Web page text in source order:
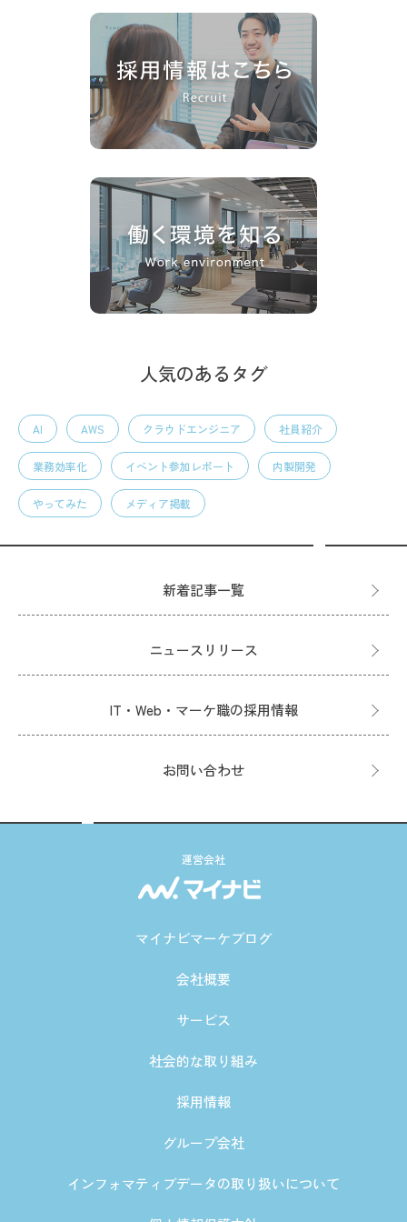
人気のあるタグ
AI AWS クラウドエンジニア 社員紹介
業務効率化 イベント参加レポート 内製開発
やってみた メディア掲載
新着記事一覧
ニュースリリース
IT・Web・マーケ職の採用情報
お問い合わせ
運営会社
マイナビマーケブログ
会社概要
サービス
社会的な取り組み
採用情報
グループ会社
インフォマティブデータの取り扱いについて